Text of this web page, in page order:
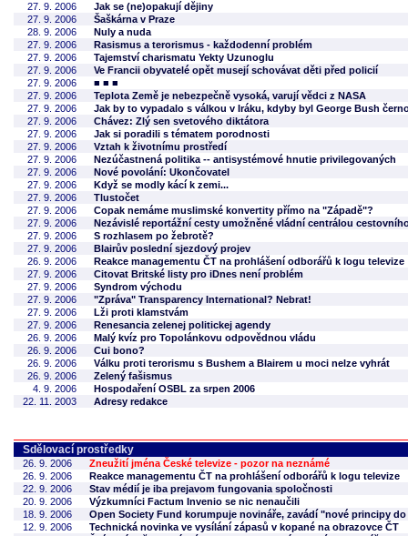
27. 9. 2006
Jak se (ne)opakují dějiny
27. 9. 2006
Šaškárna v Praze
28. 9. 2006
Nuly a nuda
27. 9. 2006
Rasismus a terorismus - každodenní problém
27. 9. 2006
Tajemství charismatu Yekty Uzunoglu
27. 9. 2006
Ve Francii obyvatelé opět musejí schovávat děti před policií
27. 9. 2006
■ ■ ■
27. 9. 2006
Teplota Země je nebezpečně vysoká, varují vědci z NASA
27. 9. 2006
Jak by to vypadalo s válkou v Iráku, kdyby byl George Bush
27. 9. 2006
Chávez: Zlý sen svetového diktátora
27. 9. 2006
Jak si poradili s tématem porodnosti
27. 9. 2006
Vztah k životnímu prostředí
27. 9. 2006
Nezúčastnená politika -- antisystémové hnutie privilegovaných
27. 9. 2006
Nové povolání: Ukončovatel
27. 9. 2006
Když se modly kácí k zemi...
27. 9. 2006
Tlustočet
27. 9. 2006
Copak nemáme muslimské konvertity přímo na "Západě"?
27. 9. 2006
Nezávislé reportážní cesty umožněné vládní centrálou
27. 9. 2006
S rozhlasem po žebrotě?
27. 9. 2006
Blairův poslední sjezdový projev
26. 9. 2006
Reakce managementu ČT na prohlášení odborářů k logu televize
27. 9. 2006
Citovat Britské listy pro iDnes není problém
27. 9. 2006
Syndrom východu
27. 9. 2006
"Zpráva" Transparency International? Nebrat!
27. 9. 2006
Lži proti klamstvám
27. 9. 2006
Renesancia zelenej politickej agendy
26. 9. 2006
Malý kvíz pro Topolánkovu odpovědnou vládu
26. 9. 2006
Cui bono?
26. 9. 2006
Válku proti terorismu s Bushem a Blairem u moci nelze vyhrát
26. 9. 2006
Zelený fašismus
4. 9. 2006
Hospodaření OSBL za srpen 2006
22. 11. 2003
Adresy redakce
Sdělovací prostředky
26. 9. 2006
Zneužití jména České televize - pozor na neznámé
26. 9. 2006
Reakce managementu ČT na prohlášení odborářů k logu televize
22. 9. 2006
Stav médií je iba prejavom fungovania spoločnosti
20. 9. 2006
Výzkumníci Factum Invenio se nic nenaučili
18. 9. 2006
Open Society Fund korumpuje novináře, zavádí "nové principy
12. 9. 2006
Technická novinka ve vysílání zápasů v kopané na obrazovce ČT